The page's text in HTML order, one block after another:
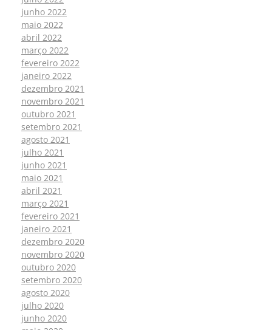
junho 2022
maio 2022
abril 2022
março 2022
fevereiro 2022
janeiro 2022
dezembro 2021
novembro 2021
outubro 2021
setembro 2021
agosto 2021
julho 2021
junho 2021
maio 2021
abril 2021
março 2021
fevereiro 2021
janeiro 2021
dezembro 2020
novembro 2020
outubro 2020
setembro 2020
agosto 2020
julho 2020
junho 2020